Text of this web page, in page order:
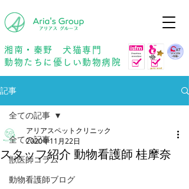
湘南・秦野 犬猫専門
動物たちに優しい動物病院
記事
全ての記事
獣医師コラム
動物看護師ブログ
全ての記事
スタッフ紹介 動物看護師 桂摩奈
アリアスペットクリニック
2020年11月22日